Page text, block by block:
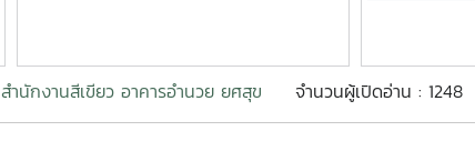
สำนักงานสีเขียว อาคารอำนวย ยศสุข จำนวนผู้เปิดอ่าน : 1248